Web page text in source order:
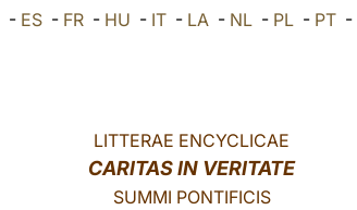
- ES - FR - HU - IT - LA - NL - PL - PT -
LITTERAE ENCYCLICAE
CARITAS IN VERITATE
SUMMI PONTIFICIS